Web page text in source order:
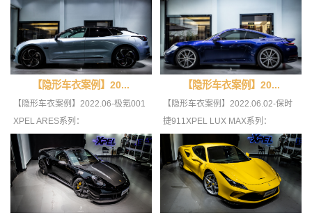
【隐形车衣案例】20...
【隐形车衣案例】2022.06-极氪001
XPEL ARES系列：
【隐形车衣案例】20...
【隐形车衣案例】2022.06.02-保时
捷911XPEL LUX MAX系列：